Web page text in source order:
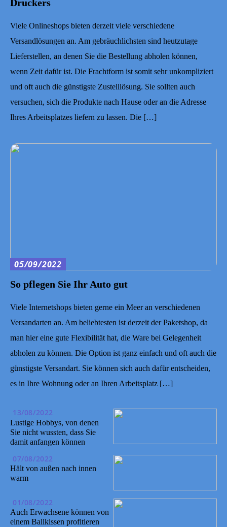
Druckers
Viele Onlineshops bieten derzeit viele verschiedene
Versandlösungen an. Am gebräuchlichsten sind heutzutage
Lieferstellen, an denen Sie die Bestellung abholen können,
wenn Zeit dafür ist. Die Frachtform ist somit sehr unkompliziert
und oft auch die günstigste Zustelllösung. Sie sollten auch
versuchen, sich die Produkte nach Hause oder an die Adresse
Ihres Arbeitsplatzes liefern zu lassen. Die […]
05/09/2022
So pflegen Sie Ihr Auto gut
Viele Internetshops bieten gerne ein Meer an verschiedenen
Versandarten an. Am beliebtesten ist derzeit der Paketshop, da
man hier eine gute Flexibilität hat, die Ware bei Gelegenheit
abholen zu können. Die Option ist ganz einfach und oft auch die
günstigste Versandart. Sie können sich auch dafür entscheiden,
es in Ihre Wohnung oder an Ihren Arbeitsplatz […]
13/08/2022
Lustige Hobbys, von denen
Sie nicht wussten, dass Sie
damit anfangen können
07/08/2022
Hält von außen nach innen
warm
01/08/2022
Auch Erwachsene können von
einem Ballkissen profitieren